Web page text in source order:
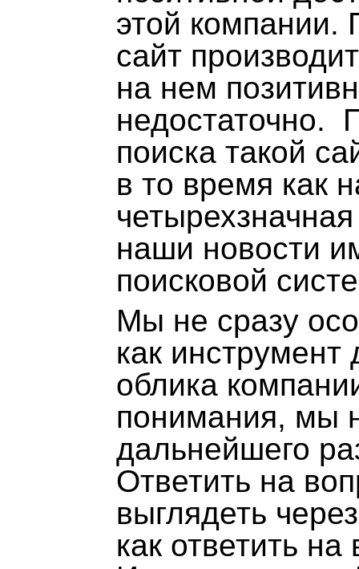
этой компании.
сайт
на нем
недостаточно.
поиска такой
в то время как
наши новости
поисковой
Мы не сразу
как инструмент
облика
понимания, мы
дальнейшего
Ответить на
выглядеть
как ответить